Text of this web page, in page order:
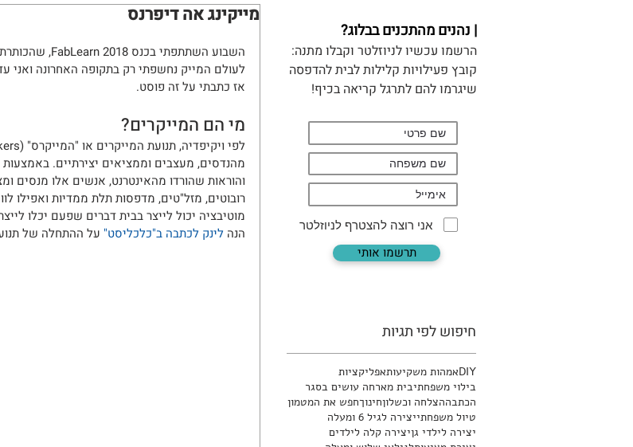
מייקינג אה דיפרנס
השבוע השתתפתי בכנס FabLearn 2018, שהכותרת שלו היתה "מייקרים מעצבים למידה".
לעולם המייק נחשפתי רק בתקופה האחרונה ואני
אז כתבתי על זה פוסט.
מי הם המייקרים?
מהנדסים, מעצבים וממציאים יצירתיים.
והוראות שהורדו מהאינטרנט, אנשים אלו מנסים
רובוטים, מזל"טים, מדפסות תלת ממדיות ואפילו
מוטיבציה יכול לייצר בבית דברים שפעם יכלו
הנה לינק לכתבה ב"כלכליסט" על ההתחלה של
| נהנים מהתכנים בבלוג?
הרשמו עכשיו לניוזלטר וקבלו מתנה:
קובץ פעילויות קלילות לבית להדפסה
שיגרמו להם לתרגל קריאה בכיף!
אני רוצה להצטרף לניוזלטר
תרשמו אותי
חיפוש לפי תגיות
DIYאמהות משקיעותאפליקציות
בילוי משפחתיבית מארחה עושים בסגר
הכתבההצלחה וכשלוןחינוךחפש את המטמון
טיול משפחתייצירה לגיל 6 ומעלה
יצירה לילדי גןיצירה קלה לילדים